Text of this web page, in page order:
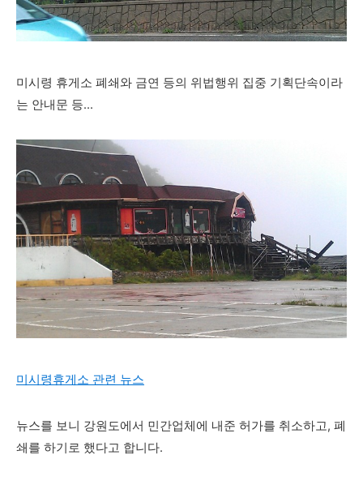
미시령 휴게소 폐쇄와 금연 등의 위법행위 집중 기획단속이라
는 안내문 등...
미시령휴게소 관련 뉴스
뉴스를 보니 강원도에서 민간업체에 내준 허가를 취소하고, 폐
쇄를 하기로 했다고 합니다.